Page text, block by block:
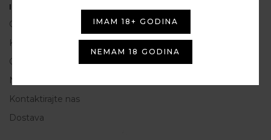
Informacije
O nama
Kako do nas
Opće Informacije i uvjeti korištenja
Načini plaćanja
Kontaktirajte nas
Dostava
IMAM 18+ GODINA
NEMAM 18 GODINA